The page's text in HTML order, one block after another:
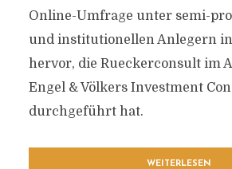
Online-Umfrage unter semi-
und institutionellen Anlegern
hervor, die Rueckerconsult im
Engel & Völkers Investment
durchgeführt hat.
WEITERLESEN